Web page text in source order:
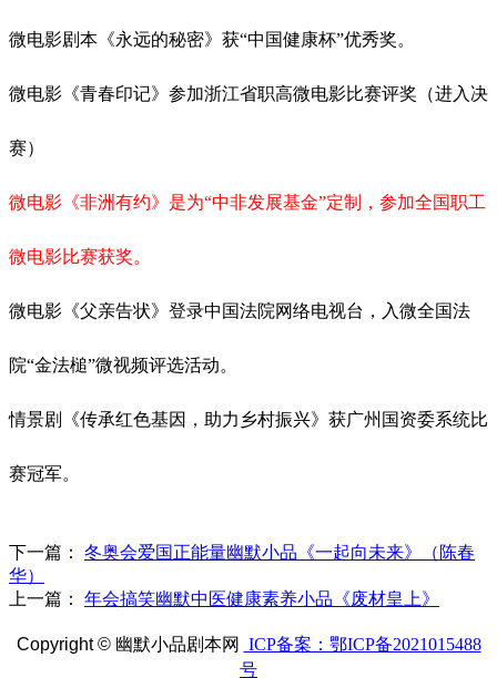
微电影剧本《永远的秘密》获“中国健康杯”优秀奖。
微电影《青春印记》参加浙江省职高微电影比赛评奖（进入决
赛）
微电影《非洲有约》是为“中非发展基金”定制，参加全国职工
微电影比赛获奖。
微电影《父亲告状》登录中国法院网络电视台，入微全国法
院“金法槌”微视频评选活动。
情景剧《传承红色基因，助力乡村振兴》获广州国资委系统比
赛冠军。
下一篇：
冬奥会爱国正能量幽默小品《一起向未来》（陈春
华）
上一篇：
年会搞笑幽默中医健康素养小品《废材皇上》
Copyright © 幽默小品剧本网
ICP备案：鄂ICP备2021015488
号